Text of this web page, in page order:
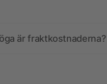
är fraktkostnaderna?